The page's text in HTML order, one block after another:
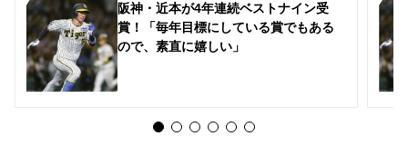
阪神・近本が4年連続ベストナイン受
賞！「毎年目標にしている賞でもある
ので、素直に嬉しい」